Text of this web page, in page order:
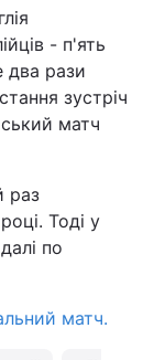
- п'ять
два рази
зустріч
матч
раз
Тоді у
по
матч.